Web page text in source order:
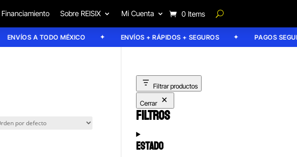
Financiamiento Sobre REISIX Mi Cuenta 0 Items
ENVÍOS A TODO MÉXICO ENVÍOS + RÁPIDOS + SEGUROS PAGOS
Filtrar productos
Cerrar
FILTROS
ESTADO